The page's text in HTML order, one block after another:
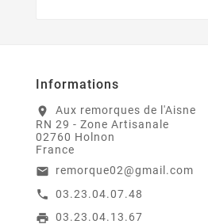
Informations
location_on
Aux remorques de l'Aisne
RN 29 - Zone Artisanale
02760 Holnon
France
email remorque02@gmail.com
call 03.23.04.07.48
print 03.23.04.13.67